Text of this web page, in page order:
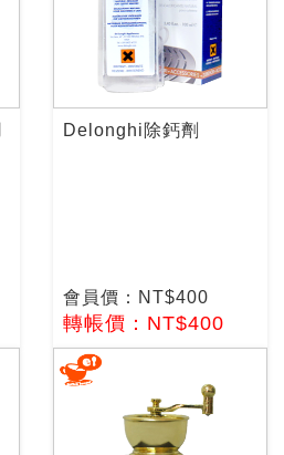
Delonghi除鈣劑
會員價：NT$400
轉帳價：NT$400